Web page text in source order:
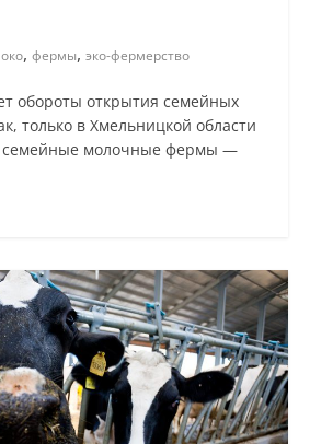
, фермы, эко-фермерство
обороты открытия семейных
только в Хмельницкой области
семейные молочные фермы —